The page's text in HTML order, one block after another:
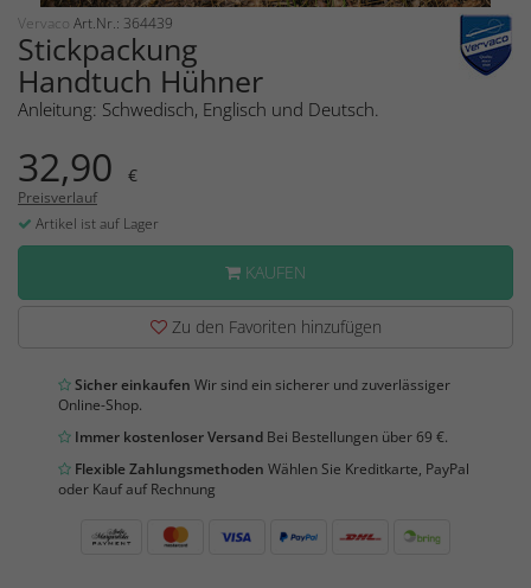
Vervaco Art.Nr.: 364439
Stickpackung
Handtuch Hühner
Anleitung: Schwedisch, Englisch und Deutsch.
32,90 €
Preisverlauf
Artikel ist auf Lager
KAUFEN
Zu den Favoriten hinzufügen
Sicher einkaufen Wir sind ein sicherer und zuverlässiger
Online-Shop.
Immer kostenloser Versand Bei Bestellungen über 69 €.
Flexible Zahlungsmethoden Wählen Sie Kreditkarte, PayPal
oder Kauf auf Rechnung